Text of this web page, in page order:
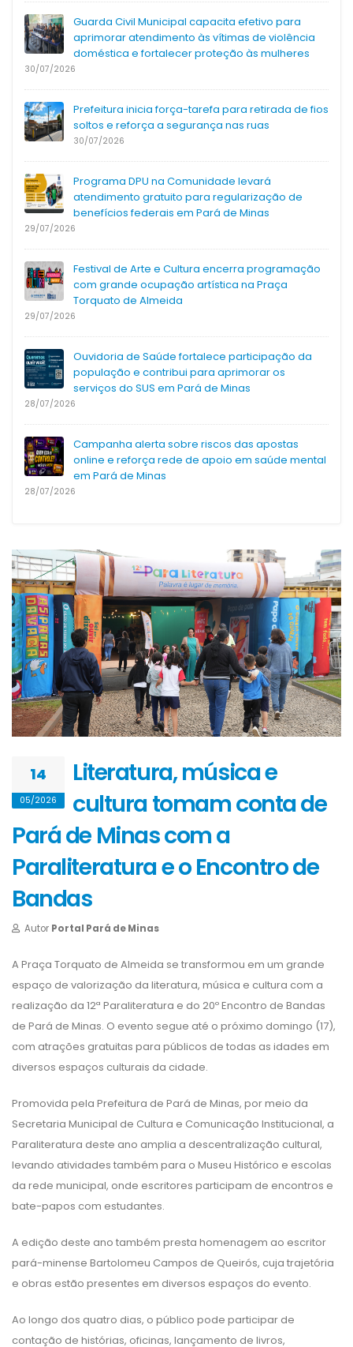
Guarda Civil Municipal capacita efetivo para
aprimorar atendimento às vítimas de violência
doméstica e fortalecer proteção às mulheres
30/07/2026
Prefeitura inicia força-tarefa para retirada de fios
soltos e reforça a segurança nas ruas
30/07/2026
Programa DPU na Comunidade levará
atendimento gratuito para regularização de
benefícios federais em Pará de Minas
29/07/2026
Festival de Arte e Cultura encerra programação
com grande ocupação artística na Praça
Torquato de Almeida
29/07/2026
Ouvidoria de Saúde fortalece participação da
população e contribui para aprimorar os
serviços do SUS em Pará de Minas
28/07/2026
Campanha alerta sobre riscos das apostas
online e reforça rede de apoio em saúde mental
em Pará de Minas
28/07/2026
14
05/2026
Literatura, música e
cultura tomam conta de
Pará de Minas com a
Paraliteratura e o Encontro de
Bandas
Autor Portal Pará de Minas
A Praça Torquato de Almeida se transformou em um grande
espaço de valorização da literatura, música e cultura com a
realização da 12ª Paraliteratura e do 20º Encontro de Bandas
de Pará de Minas. O evento segue até o próximo domingo (17),
com atrações gratuitas para públicos de todas as idades em
diversos espaços culturais da cidade.
Promovida pela Prefeitura de Pará de Minas, por meio da
Secretaria Municipal de Cultura e Comunicação Institucional, a
Paraliteratura deste ano amplia a descentralização cultural,
levando atividades também para o Museu Histórico e escolas
da rede municipal, onde escritores participam de encontros e
bate-papos com estudantes.
A edição deste ano também presta homenagem ao escritor
pará-minense Bartolomeu Campos de Queirós, cuja trajetória
e obras estão presentes em diversos espaços do evento.
Ao longo dos quatro dias, o público pode participar de
contação de histórias, oficinas, lançamento de livros,